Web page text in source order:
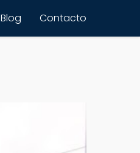
Blog Contacto